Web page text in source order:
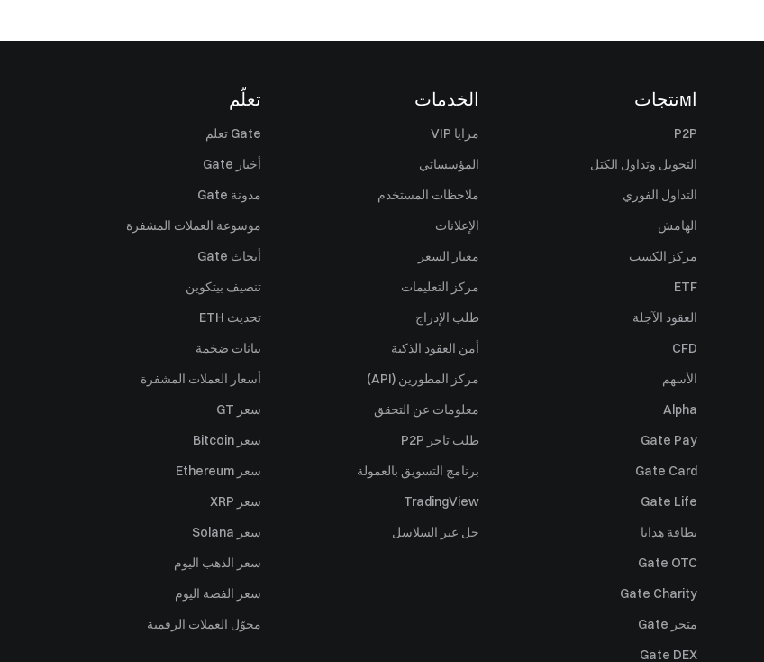
اмنتجات
P2P
التحويل وتداول الكتل
التداول الفوري
الهامش
مركز الكسب
ETF
العقود الآجلة
CFD
الأسهم
Alpha
Gate Pay
Gate Card
Gate Life
بطاقة هدايا
Gate OTC
Gate Charity
متجر Gate
Gate DEX
الخدمات
مزايا VIP
المؤسساتي
ملاحظات المستخدم
الإعلانات
معيار السعر
مركز التعليمات
طلب الإدراج
أمن العقود الذكية
مركز المطورين (API)
معلومات عن التحقق
طلب تاجر P2P
برنامج التسويق بالعمولة
TradingView
حل عبر السلاسل
تعلّم
Gate تعلم
أخبار Gate
مدونة Gate
موسوعة العملات المشفرة
أبحاث Gate
تنصيف بيتكوين
تحديث ETH
بيانات ضخمة
أسعار العملات المشفرة
سعر GT
سعر Bitcoin
سعر Ethereum
سعر XRP
سعر Solana
سعر الذهب اليوم
سعر الفضة اليوم
محوّل العملات الرقمية